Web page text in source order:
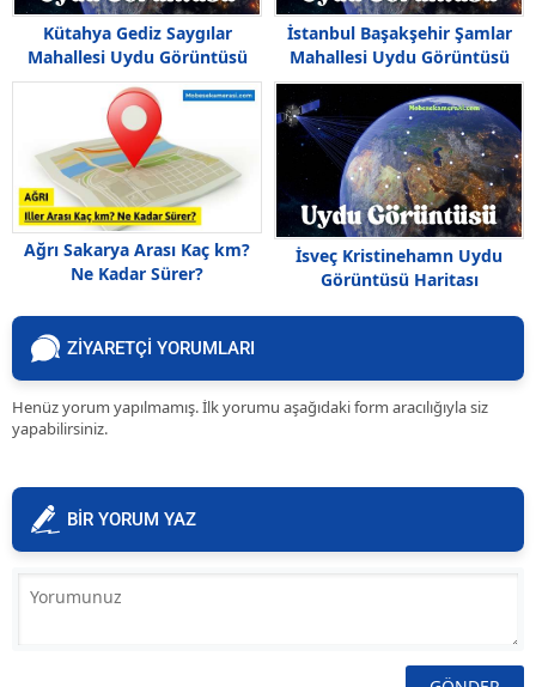
Kütahya Gediz Saygılar
Mahallesi Uydu Görüntüsü
İstanbul Başakşehir Şamlar
Mahallesi Uydu Görüntüsü
Ağrı Sakarya Arası Kaç km?
Ne Kadar Sürer?
İsveç Kristinehamn Uydu
Görüntüsü Haritası
ZİYARETÇİ YORUMLARI
Henüz yorum yapılmamış. İlk yorumu aşağıdaki form aracılığıyla siz
yapabilirsiniz.
BİR YORUM YAZ